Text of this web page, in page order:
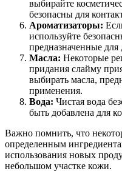
выбирайте
безопасны для
Ароматизаторы:
используйте
предназначенные для
Масла: Некоторые
придания слайму
выбирать масла,
применения.
Вода: Чистая вода
быть добавлена для
Важно помнить, что
определенным
использования новых
небольшом участке кожи.